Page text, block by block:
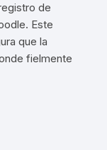
de
. Este
que la
fielmente